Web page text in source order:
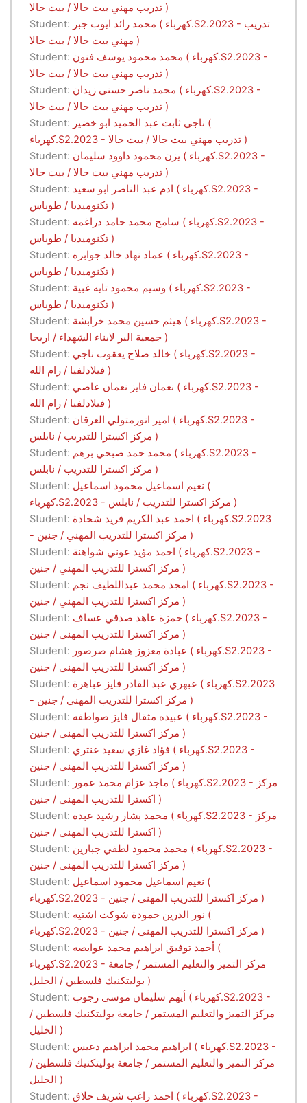
تدريب مهني بيت جالا / بيت جالا )
Student: محمد رائد ايوب جبر ( كهرباء.S2.2023 - تدريب
مهني بيت جالا / بيت جالا )
Student: محمد محمود يوسف فنون ( كهرباء.S2.2023 -
تدريب مهني بيت جالا / بيت جالا )
Student: محمد ناصر حسني زيدان ( كهرباء.S2.2023 -
تدريب مهني بيت جالا / بيت جالا )
Student: ناجي ثابت عبد الحميد ابو خضير (
كهرباء.S2.2023 - تدريب مهني بيت جالا / بيت جالا )
Student: يزن محمود داوود سليمان ( كهرباء.S2.2023 -
تدريب مهني بيت جالا / بيت جالا )
Student: ادم عبد الناصر ابو سعيد ( كهرباء.S2.2023 -
تكنوميديا / طوباس )
Student: سامح محمد حامد دراغمه ( كهرباء.S2.2023 -
تكنوميديا / طوباس )
Student: عماد نهاد خالد جوابره ( كهرباء.S2.2023 -
تكنوميديا / طوباس )
Student: وسيم محمود تايه غبية ( كهرباء.S2.2023 -
تكنوميديا / طوباس )
Student: هيثم حسين محمد خرابشة ( كهرباء.S2.2023 -
جمعية البر لابناء الشهداء / اريحا )
Student: خالد صلاح يعقوب ناجي ( كهرباء.S2.2023 -
فيلادلفيا / رام الله )
Student: نعمان فايز نعمان عاصي ( كهرباء.S2.2023 -
فيلادلفيا / رام الله )
Student: امير انورمتولي العرقان ( كهرباء.S2.2023 -
مركز اكسترا للتدريب / نابلس )
Student: محمد حمد صبحي برهم ( كهرباء.S2.2023 -
مركز اكسترا للتدريب / نابلس )
Student: نعيم اسماعيل محمود اسماعيل (
كهرباء.S2.2023 - مركز اكسترا للتدريب / نابلس )
Student: احمد عبد الكريم فريد شحادة ( كهرباء.S2.2023
- مركز اكسترا للتدريب المهني / جنين )
Student: احمد مؤيد عوني شواهنة ( كهرباء.S2.2023 -
مركز اكسترا للتدريب المهني / جنين )
Student: امجد محمد عبداللطيف نجم ( كهرباء.S2.2023 -
مركز اكسترا للتدريب المهني / جنين )
Student: حمزة عاهد صدقي عساف ( كهرباء.S2.2023 -
مركز اكسترا للتدريب المهني / جنين )
Student: عبادة معزوز هشام صرصور ( كهرباء.S2.2023 -
مركز اكسترا للتدريب المهني / جنين )
Student: عبهري عبد القادر فايز عباهرة ( كهرباء.S2.2023
- مركز اكسترا للتدريب المهني / جنين )
Student: عبيده مثقال فايز صواطفه ( كهرباء.S2.2023 -
مركز اكسترا للتدريب المهني / جنين )
Student: فؤاد غازي سعيد عنتري ( كهرباء.S2.2023 -
مركز اكسترا للتدريب المهني / جنين )
Student: ماجد عزام محمد عمور ( كهرباء.S2.2023 - مركز
اكسترا للتدريب المهني / جنين )
Student: محمد بشار رشيد عبده ( كهرباء.S2.2023 - مركز
اكسترا للتدريب المهني / جنين )
Student: محمد محمود لطفي جبارين ( كهرباء.S2.2023 -
مركز اكسترا للتدريب المهني / جنين )
Student: نعيم اسماعيل محمود اسماعيل (
كهرباء.S2.2023 - مركز اكسترا للتدريب المهني / جنين )
Student: نور الدرين حمودة شوكت اشتيه (
كهرباء.S2.2023 - مركز اكسترا للتدريب المهني / جنين )
Student: أحمد توفيق ابراهيم محمد عوايصه (
كهرباء.S2.2023 - مركز التميز والتعليم المستمر / جامعة
بوليتكنيك فلسطين / الخليل )
Student: أيهم سليمان موسى رجوب ( كهرباء.S2.2023 -
مركز التميز والتعليم المستمر / جامعة بوليتكنيك فلسطين /
الخليل )
Student: ابراهيم محمد ابراهيم دعيس ( كهرباء.S2.2023 -
مركز التميز والتعليم المستمر / جامعة بوليتكنيك فلسطين /
الخليل )
Student: احمد راغب شريف حلاق ( كهرباء.S2.2023 -